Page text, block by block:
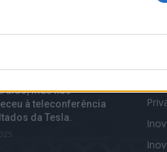
mas não
à teleconferência
da Tesla.